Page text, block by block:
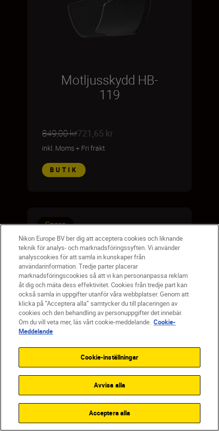
Motljusskydd HB-
119
849,00 kr721,65 kr
inkl. Moms+ Fri frakt
BUTIK
Spara
Objektivskydd för
50 mm PROSTAFF
P7
Nikon Europe BV ber dig att acceptera cookies och liknande
teknik för analys- och marknadsföringssyften. Vi använder
analyscookies för att samla in kunskaper från
användarinformation. Tredje parter placerar
marknadsföringscookies så att vi kan personanpassa reklam
åt dig och mäta dess effektivitet. Cookies från tredje part kan
också samla in uppgifter utanför våra webbplatser. Genom att
klicka på ”Acceptera alla” samtycker du till placeringen av
cookies och den behandling av personuppgifter det innebär.
Om du vill veta mer, läs vårt cookie-meddelande. Cookie-
Meddelande
Cookie-inställningar
Avvisa alla
Acceptera alla